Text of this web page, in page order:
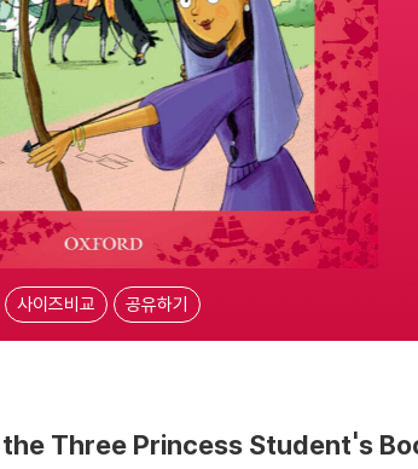
사이즈비교 공유하기
Three Princess Student's